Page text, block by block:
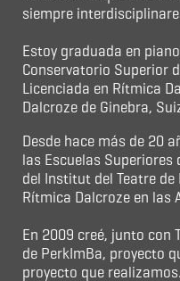
siempre
Estoy graduada en
Conservatorio Superior
Licenciada en Rítmica
Dalcroze de Ginebra,
Desde hace más de 20
las Escuelas Superiores
del Institut del Teatre
Rítmica Dalcroze en las
En 2009 creé, junto con
de PerkImBa, proyecto
proyecto que realizamos.